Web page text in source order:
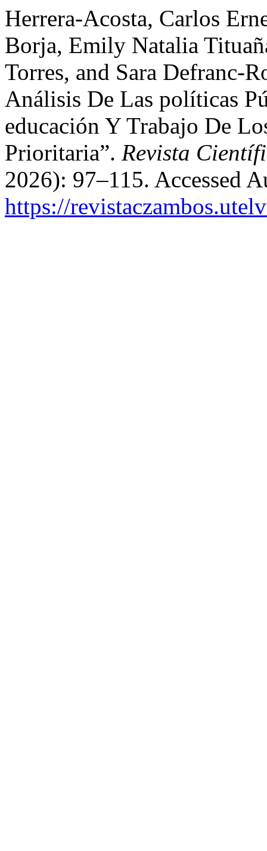
Herrera-Acosta, Carlos
Borja, Emily Natalia
Torres, and Sara Defranc-
Análisis De Las políticas
educación Y Trabajo De
Prioritaria”. Revista
2026): 97–115. Accessed
https://